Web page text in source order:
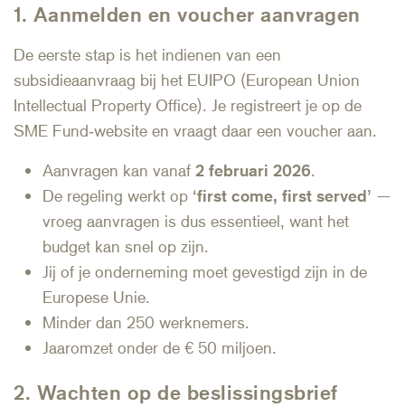
1. Aanmelden en voucher aanvragen
De eerste stap is het indienen van een
subsidieaanvraag bij het EUIPO (European Union
Intellectual Property Office). Je registreert je op de
SME Fund‑website en vraagt daar een voucher aan.
Aanvragen kan vanaf 2 februari 2026.
De regeling werkt op ‘first come, first served’ —
vroeg aanvragen is dus essentieel, want het
budget kan snel op zijn.
Jij of je onderneming moet gevestigd zijn in de
Europese Unie.
Minder dan 250 werknemers.
Jaaromzet onder de € 50 miljoen.
2. Wachten op de beslissingsbrief